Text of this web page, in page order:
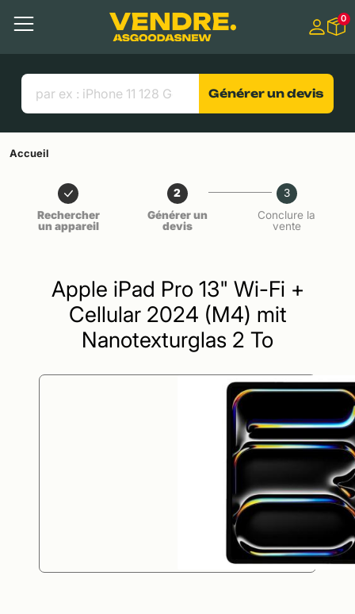
Contenu principal
Menu
Liens utiles
0
Générer un devis
Accueil
Rechercher
un appareil
2
Générer un
devis
3
Conclure la
vente
Apple iPad Pro 13" Wi-Fi +
Cellular 2024 (M4) mit
Nanotexturglas 2 To